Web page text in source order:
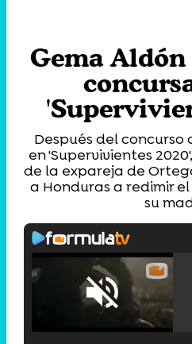
Gema
Después del concurso
en 'Supervivientes
de la expareja de
a Honduras a redimir
su
Unmute